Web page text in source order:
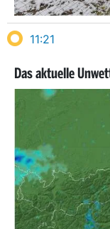
11:21
Das aktuelle